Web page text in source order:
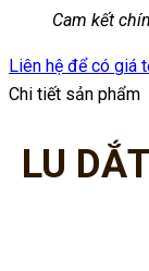
Cam kết
Liên hệ để có giá
Chi tiết sản phẩm
LU